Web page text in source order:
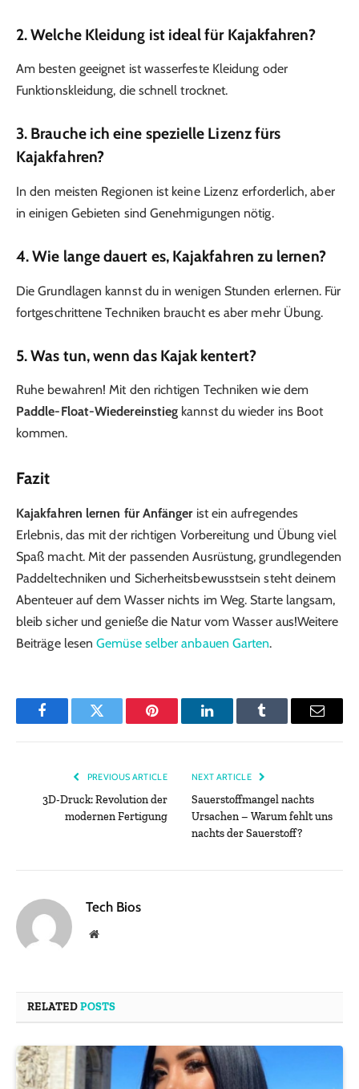
2. Welche Kleidung ist ideal für Kajakfahren?
Am besten geeignet ist wasserfeste Kleidung oder
Funktionskleidung, die schnell trocknet.
3. Brauche ich eine spezielle Lizenz fürs
Kajakfahren?
In den meisten Regionen ist keine Lizenz erforderlich, aber
in einigen Gebieten sind Genehmigungen nötig.
4. Wie lange dauert es, Kajakfahren zu lernen?
Die Grundlagen kannst du in wenigen Stunden erlernen. Für
fortgeschrittene Techniken braucht es aber mehr Übung.
5. Was tun, wenn das Kajak kentert?
Ruhe bewahren! Mit den richtigen Techniken wie dem
Paddle-Float-Wiedereinstieg kannst du wieder ins Boot
kommen.
Fazit
Kajakfahren lernen für Anfängerist ein aufregendes
Erlebnis, das mit der richtigen Vorbereitung und Übung viel
Spaß macht. Mit der passenden Ausrüstung, grundlegenden
Paddeltechniken und Sicherheitsbewusstsein steht deinem
Abenteuer auf dem Wasser nichts im Weg. Starte langsam,
bleib sicher und genieße die Natur vom Wasser aus!Weitere
Beiträge lesenGemüse selber anbauen Garten.
FacebookTwitter Pinterest LinkedInTumblr Email
PREVIOUS ARTICLE
3D-Druck: Revolution der
modernen Fertigung
NEXT ARTICLE
Sauerstoffmangel nachts
Ursachen – Warum fehlt uns
nachts der Sauerstoff?
Tech Bios
Website
RELATEDPOSTS